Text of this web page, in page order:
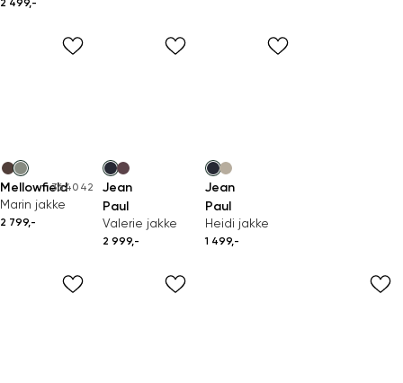
2 499,-
Mellowfield
3640 42
Marin jakke
2 799,-
Jean
Paul
Valerie jakke
2 999,-
Jean
Paul
Heidi jakke
1 499,-